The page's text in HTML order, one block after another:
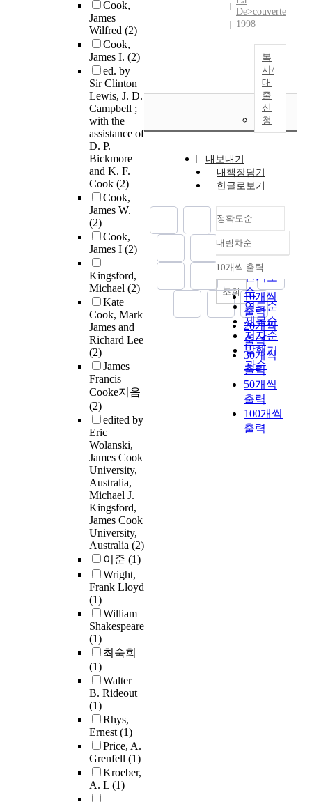
Cook,
James
Wilfred (2)
Cook,
James I. (2)
ed. by
Sir Clinton
Lewis, J. D.
Campbell ;
with the
assistance of
D. P.
Bickmore
and K. F.
Cook (2)
Cook,
James W.
(2)
Cook,
James I (2)
Kingsford,
Michael (2)
Kate
Cook, Mark
James and
Richard Lee
(2)
James
Francis
Cooke지음
(2)
edited by
Eric
Wolanski,
James Cook
University,
Australia,
Michael J.
Kingsford,
James Cook
University,
Australia (2)
이준 (1)
Wright,
Frank Lloyd
(1)
William
Shakespeare
(1)
최숙희
(1)
Walter
B. Rideout
(1)
Rhys,
Ernest(1)
Price, A.
Grenfell (1)
Kroeber,
A. L (1)
De>couverte
1998
복
사/
대
출
신
청
내보내기
내책장담기
한글로보기
정확도순
정확도
순
인기도
순
연도순
제목순
저자순
발행기
관순
내림차순
내림차순
10개씩 출력
10개씩
출력
20개씩
출력
30개씩
출력
50개씩
출력
100개씩
출력
조회